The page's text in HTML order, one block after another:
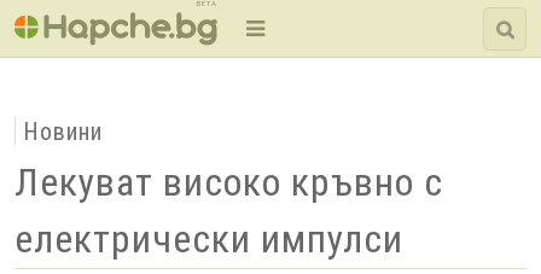
BETA
Новини
Лекуват високо кръвно с
електрически импулси